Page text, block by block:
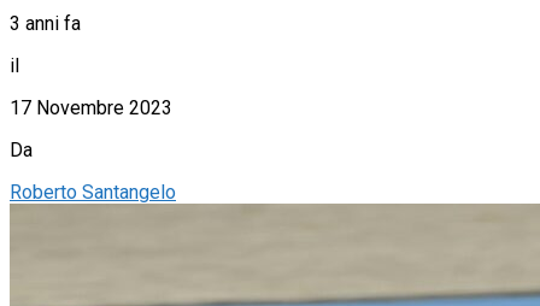
3 anni fa
il
17 Novembre 2023
Da
Roberto Santangelo